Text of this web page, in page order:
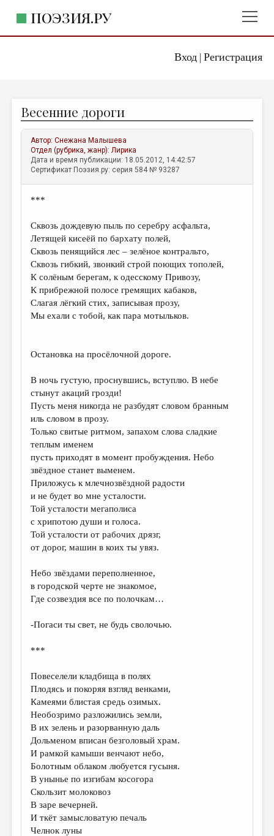
Вход| Регистрация
ПОЭЗИЯ.РУ
ЖАНРЫ
АВТОРЫ
КОММЕНТАРИИ
ЛИТСАЛОН
НОВОСТИ
ПРАВИЛА САЙТА
ОТДЕЛЫ И РУБРИКИ
ИЗБРАННОЕ
ДАЙДЖЕСТ
ПРОИЗВЕДЕНИЯ
КОНКУРСЫ
ДЕТСКАЯ КОМНАТА
КНИЖНАЯ ПОЛКА
ОБЗОР ЛИТЕРАТУРЫ
СТРАНИЦЫ ПАМЯТИ
ОБЪЯВЛЕНИЯ
КОЛОНКА РЕДАКТОРА
РЕДКОЛЛЕГИЯ
ОТ РЕДАКЦИИ
МАЛАЯ ПРОЗА
ЭССЕИСТИКА
ЛИТЕРАТУРОВЕДЕНИЕ
ЦИКЛЫ ПУБЛИКАЦИЙ
ТРЕДИАКОВСКИЙ
МЕДИА
ВКОНТАКТЕ
Весенние дороги
Автор:Снежана Малышева
Отдел (рубрика, жанр):Лирика
Дата и время публикации: 18.05.2012, 14:42:57
Сертификат Поэзия.ру: серия 584 № 93287
***
Сквозь дождевую пыль по серебру асфальта,
Летящей кисеёй по бархату полей,
Сквозь пенящийся лес – зелёное контральто,
Сквозь гибкий, звонкий строй поющих тополей,
К солёным берегам, к одесскому Привозу,
К прибрежной полосе гремящих кабаков,
Слагая лёгкий стих, записывая прозу,
Мы ехали с тобой, как пара мотыльков.
Остановка на просёлочной дороге.
В ночь густую, проснувшись, вступлю. В небе
стынут акаций грозди!
Пусть меня никогда не разбудят словом бранным
иль словом в прозу.
Только свитые ритмом, запахом слова сладкие
теплым именем
пусть приходят в момент пробуждения. Небо
звёздное станет выменем.
Приложусь к млечнозвёздной радости
и не будет во мне усталости.
Той усталости мегаполиса
с хрипотою души и голоса.
Той усталости от рабочих дрязг,
от дорог, машин в коих ты увяз.
Небо звёздами переполненное,
в городской черте не знакомое,
Где созвездия все по полочкам…
-Погаси ты свет, не будь сволочью.
***
Повеселели кладбища в полях
Плодясь и покоряя взгляд венками,
Камеями блистая средь озимых.
Необозримо разложились земли,
В их зелень и разорванную даль
Дольменом вписан безголовый храм.
И рамкой камыши венчают небо,
Болотным облаком любуется гусыня.
В унынье по изгибам косогора
Скользит молоковоз
В заре вечерней.
И ткёт замысловатую печаль
Челнок луны